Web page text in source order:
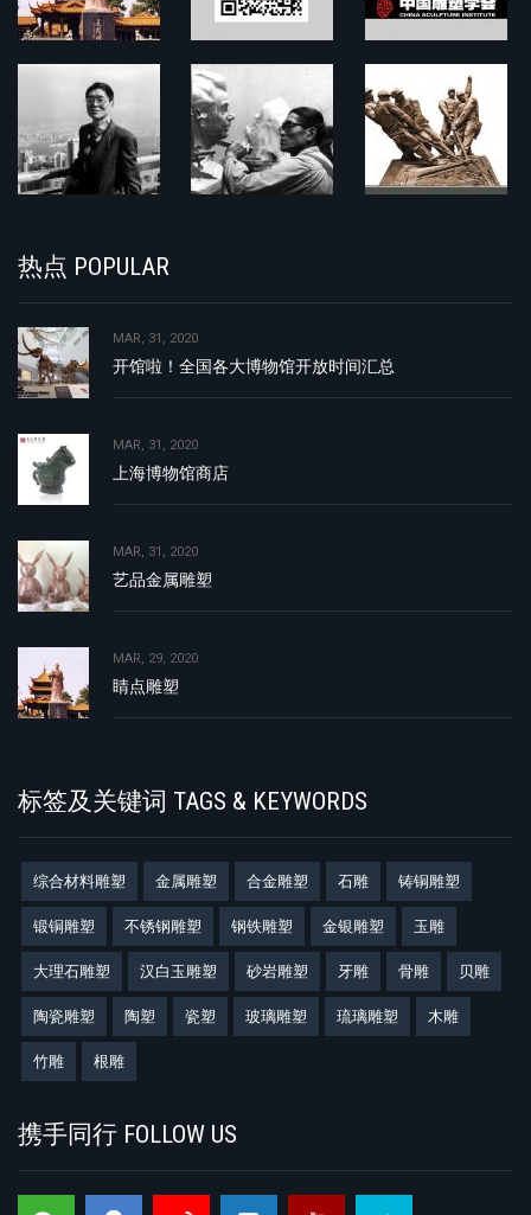
热点 POPULAR
MAR, 31, 2020
开馆啦！全国各大博物馆开放时间汇总
MAR, 31, 2020
上海博物馆商店
MAR, 31, 2020
艺品金属雕塑
MAR, 29, 2020
睛点雕塑
标签及关键词 TAGS & KEYWORDS
综合材料雕塑 金属雕塑 合金雕塑 石雕 铸铜雕塑
锻铜雕塑 不锈钢雕塑 钢铁雕塑 金银雕塑 玉雕
大理石雕塑 汉白玉雕塑 砂岩雕塑 牙雕 骨雕 贝雕
陶瓷雕塑 陶塑 瓷塑 玻璃雕塑 琉璃雕塑 木雕
竹雕 根雕
携手同行 FOLLOW US